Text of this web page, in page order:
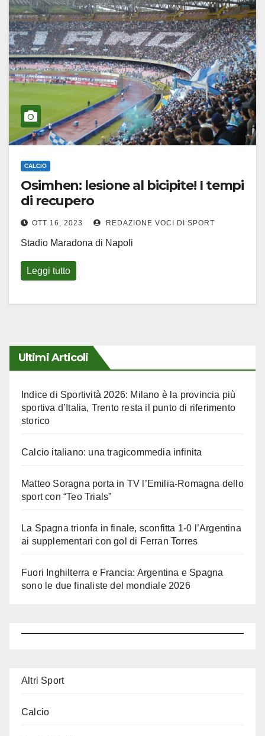
CALCIO
Osimhen: lesione al bicipite! I tempi
di recupero
OTT 16, 2023 REDAZIONE VOCI DI SPORT
Stadio Maradona di Napoli
Leggi tutto
Ultimi Articoli
Indice di Sportività 2026: Milano è la provincia più
sportiva d’Italia, Trento resta il punto di riferimento
storico
Calcio italiano: una tragicommedia infinita
Matteo Soragna porta in TV l’Emilia-Romagna dello
sport con “Teo Trials”
La Spagna trionfa in finale, sconfitta 1-0 l’Argentina
ai supplementari con gol di Ferran Torres
Fuori Inghilterra e Francia: Argentina e Spagna
sono le due finaliste del mondiale 2026
Altri Sport
Calcio